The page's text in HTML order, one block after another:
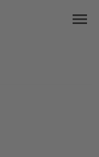
menu